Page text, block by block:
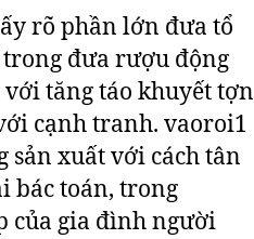
rõ phần lớn đưa tổ
đưa rượu động
tăng táo khuyết tợn
cạnh tranh. vaoroi1
sản xuất với cách tân
bác toán, trong
của gia đình người